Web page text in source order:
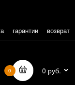
гарантии возврат
0 0 руб.